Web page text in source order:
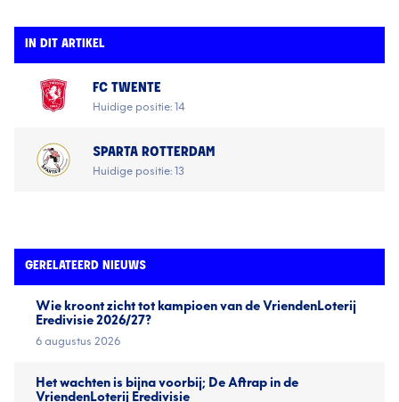
IN DIT ARTIKEL
FC TWENTE
Huidige positie: 14
SPARTA ROTTERDAM
Huidige positie: 13
GERELATEERD NIEUWS
Wie kroont zicht tot kampioen van de VriendenLoterij
Eredivisie 2026/27?
6 augustus 2026
Het wachten is bijna voorbij; De Aftrap in de
VriendenLoterij Eredivisie